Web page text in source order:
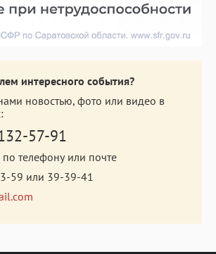
интересного события?
новостью, фото или видео в
57-91
по телефону или почте
59 или 39-39-41